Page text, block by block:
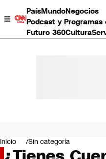
PaísMundoNegocios
Podcast y
Futuro 360Cultura
Negocios
Deportes
Inicio Sin categoría